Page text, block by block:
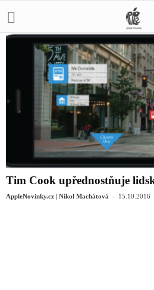
Tim Cook upřednostňuje
AppleNovinky.cz | Nikol Machátová - 15.10.2016